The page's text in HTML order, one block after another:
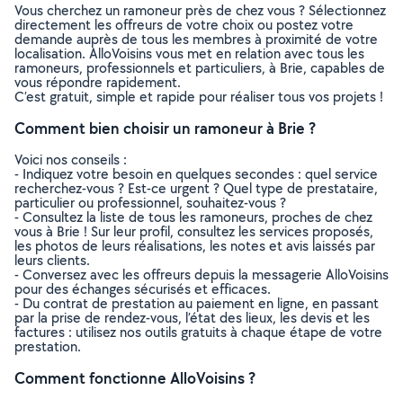
Vous cherchez un ramoneur près de chez vous ? Sélectionnez
directement les offreurs de votre choix ou postez votre
demande auprès de tous les membres à proximité de votre
localisation. AlloVoisins vous met en relation avec tous les
ramoneurs, professionnels et particuliers, à Brie, capables de
vous répondre rapidement.
C’est gratuit, simple et rapide pour réaliser tous vos projets !
Comment bien choisir un ramoneur à Brie ?
Voici nos conseils :
- Indiquez votre besoin en quelques secondes : quel service
recherchez-vous ? Est-ce urgent ? Quel type de prestataire,
particulier ou professionnel, souhaitez-vous ?
- Consultez la liste de tous les ramoneurs, proches de chez
vous à Brie ! Sur leur profil, consultez les services proposés,
les photos de leurs réalisations, les notes et avis laissés par
leurs clients.
- Conversez avec les offreurs depuis la messagerie AlloVoisins
pour des échanges sécurisés et efficaces.
- Du contrat de prestation au paiement en ligne, en passant
par la prise de rendez-vous, l’état des lieux, les devis et les
factures : utilisez nos outils gratuits à chaque étape de votre
prestation.
Comment fonctionne AlloVoisins ?